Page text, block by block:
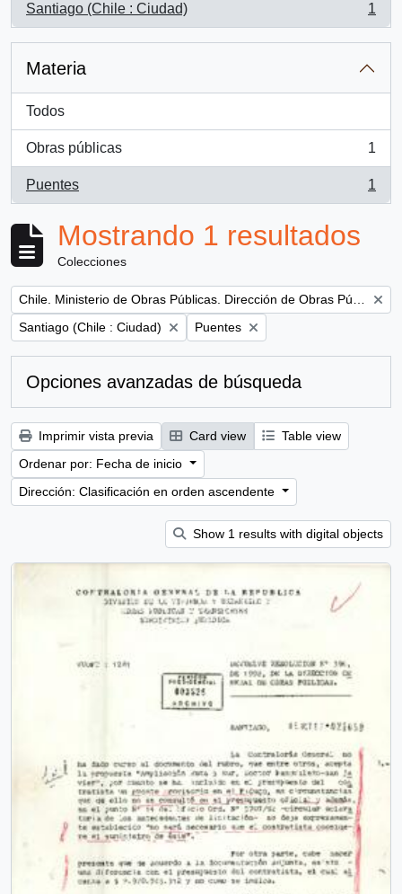
Santiago (Chile : Ciudad)
, 1 resultados
1
Materia
Todos
Obras públicas
, 1 resultados
1
Puentes
, 1 resultados
1
Mostrando 1 resultados
Colecciones
Remove filter:
Remove filter:
Santiago (Chile : Ciudad) Remove filter:
Puentes
Opciones avanzadas de búsqueda
Imprimir vista previa Card view
Table view
Ordenar por: Fecha de inicio
Dirección: Clasificación en orden ascendente
Show 1 results with digital objects